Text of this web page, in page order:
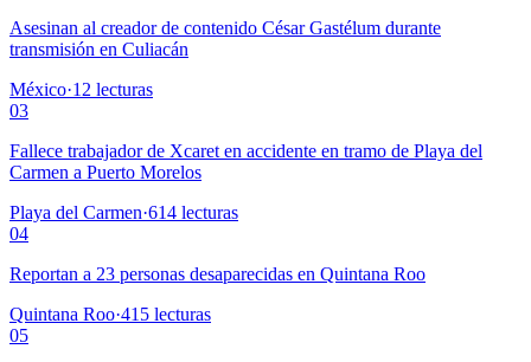
Asesinan al creador de contenido César Gastélum durante
transmisión en Culiacán
México·12 lecturas
03
Fallece trabajador de Xcaret en accidente en tramo de Playa del
Carmen a Puerto Morelos
Playa del Carmen·614 lecturas
04
Reportan a 23 personas desaparecidas en Quintana Roo
Quintana Roo·415 lecturas
05